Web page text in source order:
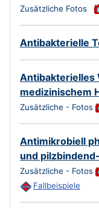
Zusätzliche Fotos
Antibakterielle
Antibakterielles
medizinischem
Zusätzliche - Fotos
Antimikrobiell
und pilzbindend-
Zusätzliche - Fotos
Fallbeispiele